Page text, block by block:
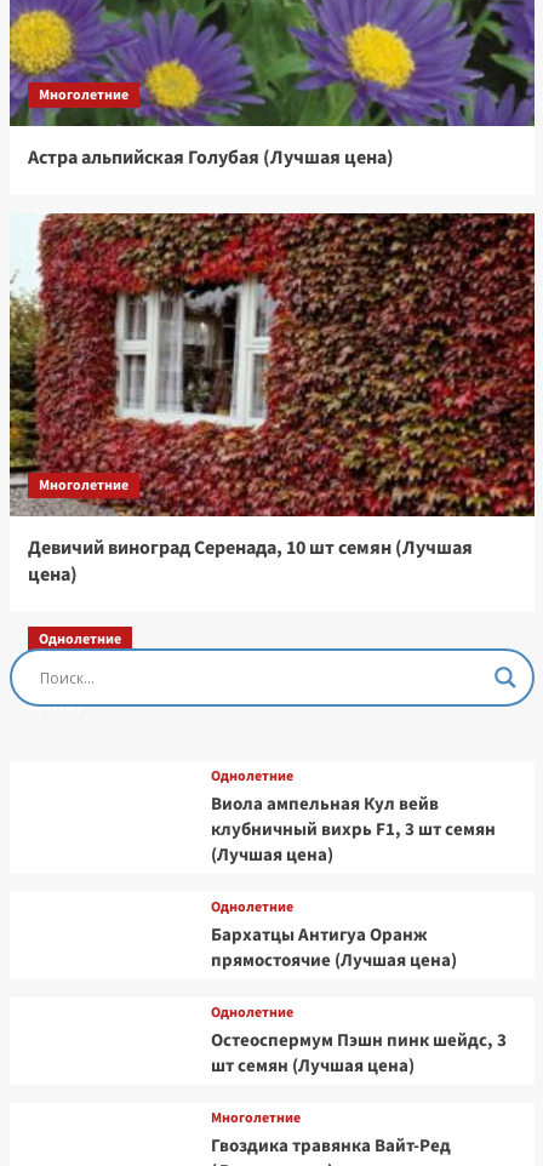
Многолетние
Астра альпийская Голубая (Лучшая цена)
Многолетние
Девичий виноград Серенада, 10 шт семян (Лучшая
цена)
Однолетние
Остеоспермум Пэшн Роуз, 3 шт семян (Лучшая
цена)
Однолетние
Виола ампельная Кул вейв
клубничный вихрь F1, 3 шт семян
(Лучшая цена)
Однолетние
Бархатцы Антигуа Оранж
прямостоячие (Лучшая цена)
Однолетние
Остеоспермум Пэшн пинк шейдс, 3
шт семян (Лучшая цена)
Многолетние
Гвоздика травянка Вайт-Ред